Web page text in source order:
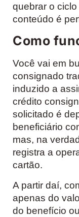
quebrar o
conteúdo é
Como
Você vai em
consignado
induzido a
crédito
solicitado é
beneficiário
mas, na
registra a
cartão.
A partir daí,
apenas do
do benefício